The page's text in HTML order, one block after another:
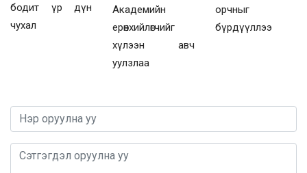
бодит үр дүн
чухал
Академийн
ерөнхийлөгчийг
хүлээн авч
уулзлаа
орчныг
бүрдүүллээ